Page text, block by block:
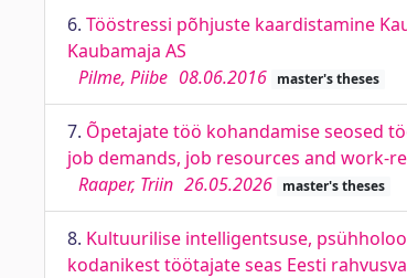
6. Tööstressi põhjuste kaardistamine
Kaubamaja AS
Pilme, Piibe 08.06.2016 master's theses
7. Õpetajate töö kohandamise seosed
job demands, job resources and work-
Raaper, Triin 26.05.2026 master's theses
8. Kultuurilise intelligentsuse,
kodanikest töötajate seas Eesti